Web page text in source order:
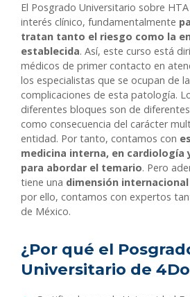
El Posgrado Universitario sobre
interés clínico, fundamentalmente
tratan tanto el riesgo como la
establecida. Así, este curso está
médicos de primer contacto en
los especialistas que se ocupan de
complicaciones de esta patología.
diferentes bloques son de
como consecuencia del carácter
entidad. Por tanto, contamos con
medicina interna, en cardiología
para abordar el temario. Pero
tiene una dimensión
por ello, contamos con expertos
de México.
¿Por qué el
Universitario de